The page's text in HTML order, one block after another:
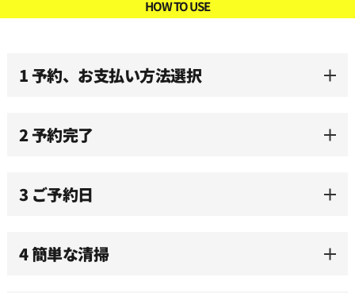
11:00
11:30
12:00
HOW TO USE
1 予約、お支払い方法選択
2 予約完了
3 ご予約日
4 簡単な清掃